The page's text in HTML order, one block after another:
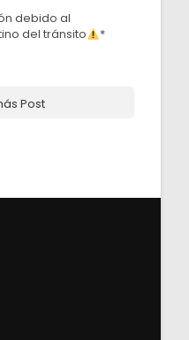
debido al
del tránsito
*
Post